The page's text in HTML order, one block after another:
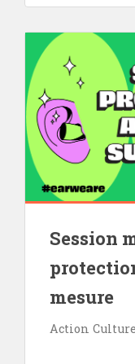
Session
mesure
Action